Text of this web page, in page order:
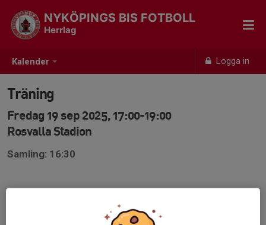
Kalender Logga in
NYKÖPINGS BIS FOTBOLL
Herrlag
Träning
Fredag 19 sep 2025, 17:00-19:00
Rosvalla Stadion
Samling: 16:30